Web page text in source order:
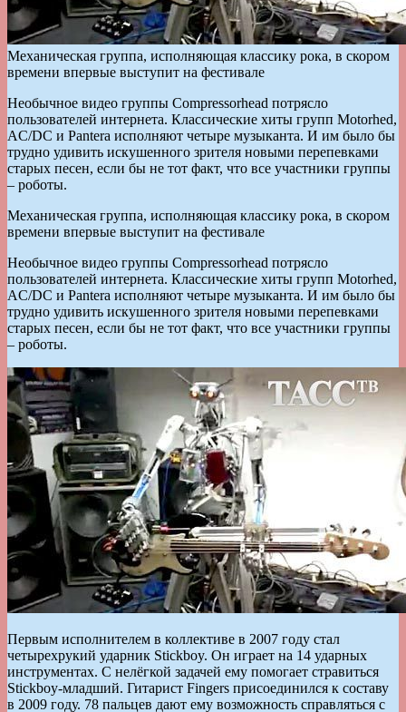
Механическая группа, исполняющая классику рока, в скором
времени впервые выступит на фестивале
Необычное видео группы Compressorhead потрясло
пользователей интернета. Классические хиты групп Motorhed,
AC/DC и Pantera исполняют четыре музыканта. И им было бы
трудно удивить искушенного зрителя новыми перепевками
старых песен, если бы не тот факт, что все участники группы
– роботы.
Механическая группа, исполняющая классику рока, в скором
времени впервые выступит на фестивале
Необычное видео группы Compressorhead потрясло
пользователей интернета. Классические хиты групп Motorhed,
AC/DC и Pantera исполняют четыре музыканта. И им было бы
трудно удивить искушенного зрителя новыми перепевками
старых песен, если бы не тот факт, что все участники группы
– роботы.
Первым исполнителем в коллективе в 2007 году стал
четырехрукий ударник Stickboy. Он играет на 14 ударных
инструментах. С нелёгкой задачей ему помогает стравиться
Stickboy-младший. Гитарист Fingers присоединился к составу
в 2009 году. 78 пальцев дают ему возможность справляться с